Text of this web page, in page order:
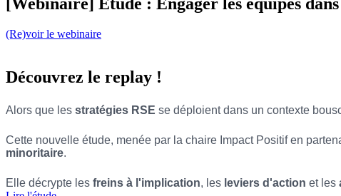
(Re)voir le webinaire
Découvrez le replay !
Alors que les stratégies RSE se déploient dans un contexte
Cette nouvelle étude, menée par la chaire Impact Positif en
minoritaire.
Elle décrypte les freins à l'implication, les leviers d'action et les